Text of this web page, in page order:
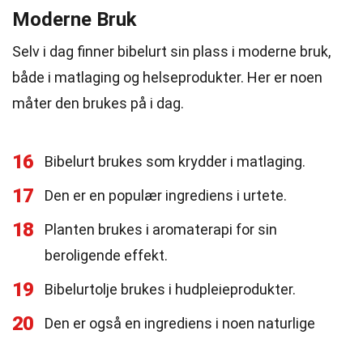
Moderne Bruk
Selv i dag finner bibelurt sin plass i moderne bruk,
både i matlaging og helseprodukter. Her er noen
måter den brukes på i dag.
16 Bibelurt brukes som krydder i matlaging.
17 Den er en populær ingrediens i urtete.
18
Planten brukes i aromaterapi for sin
beroligende effekt.
19 Bibelurtolje brukes i hudpleieprodukter.
20
Den er også en ingrediens i noen naturlige